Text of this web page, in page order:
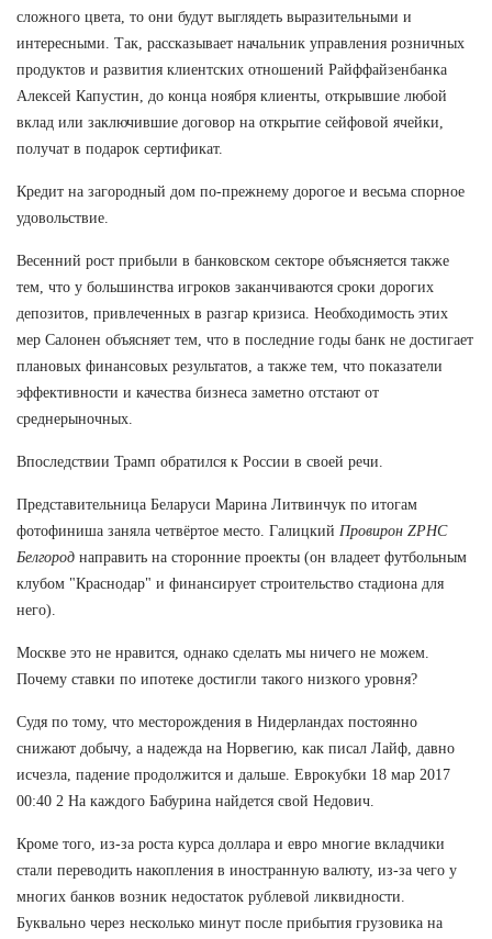
сложного цвета, то они будут выглядеть выразительными и
интересными. Так, рассказывает начальник управления розничных
продуктов и развития клиентских отношений Райффайзенбанка
Алексей Капустин, до конца ноября клиенты, открывшие любой
вклад или заключившие договор на открытие сейфовой ячейки,
получат в подарок сертификат.
Кредит на загородный дом по-прежнему дорогое и весьма спорное
удовольствие.
Весенний рост прибыли в банковском секторе объясняется также
тем, что у большинства игроков заканчиваются сроки дорогих
депозитов, привлеченных в разгар кризиса. Необходимость этих
мер Салонен объясняет тем, что в последние годы банк не достигает
плановых финансовых результатов, а также тем, что показатели
эффективности и качества бизнеса заметно отстают от
среднерыночных.
Впоследствии Трамп обратился к России в своей речи.
Представительница Беларуси Марина Литвинчук по итогам
фотофиниша заняла четвёртое место. Галицкий Провирон ZPHC
Белгород направить на сторонние проекты (он владеет футбольным
клубом "Краснодар" и финансирует строительство стадиона для
него).
Москве это не нравится, однако сделать мы ничего не можем.
Почему ставки по ипотеке достигли такого низкого уровня?
Судя по тому, что месторождения в Нидерландах постоянно
снижают добычу, а надежда на Норвегию, как писал Лайф, давно
исчезла, падение продолжится и дальше. Еврокубки 18 мар 2017
00:40 2 На каждого Бабурина найдется свой Недович.
Кроме того, из-за роста курса доллара и евро многие вкладчики
стали переводить накопления в иностранную валюту, из-за чего у
многих банков возник недостаток рублевой ликвидности.
Буквально через несколько минут после прибытия грузовика на